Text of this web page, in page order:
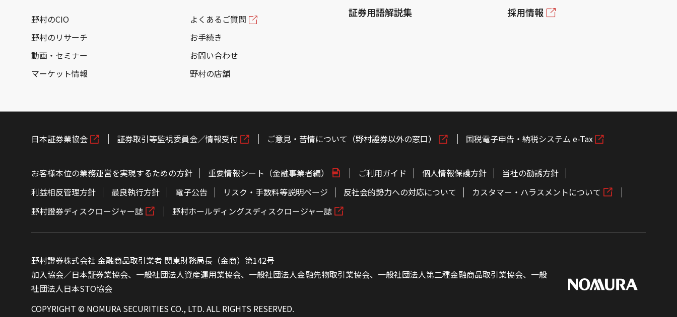
野村のCIO
野村のリサーチ
動画・セミナー
マーケット情報
よくあるご質問
お手続き
お問い合わせ
野村の店舗
証券用語解説集
採用情報
日本証券業協会 証券取引等監視委員会／情報受付 ご意見・苦情について（野村證券以外の窓口） 国税電子申告・納税システム e-Tax
お客様本位の業務運営を実現するための方針 重要情報シート（金融事業者編） ご利用ガイド 個人情報保護方針
当社の勧誘方針
利益相反管理方針
最良執行方針 電子公告 リスク・手数料等説明ページ 反社会的勢力への対応について
カスタマー・ハラスメントについて
野村證券ディスクロージャー誌
野村ホールディングスディスクロージャー誌
野村證券株式会社 金融商品取引業者 関東財務局長（金商）第142号
加入協会／日本証券業協会、一般社団法人資産運用業協会、一般社団法人金融先物取引業協会、一般社団法人第二種金融商品取引業協会、一般
社団法人日本STO協会
COPYRIGHT © NOMURA SECURITIES CO., LTD. ALL RIGHTS RESERVED.